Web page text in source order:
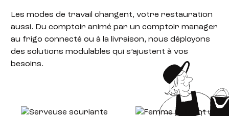
Les modes de travail changent, votre restauration
aussi. Du comptoir animé par un comptoir manager
au frigo connecté ou à la livraison, nous déployons
des solutions modulables qui s’ajustent à vos
besoins.